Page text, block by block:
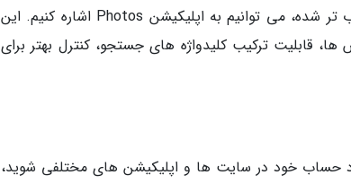
از دیگر بخش هایی که در نسخه جدید iOS تا حد زیادی جذاب تر شده، می توانیم به اپلیکیشن Photos اشاره کنیم. این
قابلیت ترکیب کلیدواژه های جستجو، کنترل بهتر برای
حساب خود در سایت ها و اپلیکیشن های مختلفی شوید،